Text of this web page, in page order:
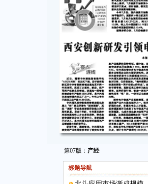
第07版： 产经
标题导航